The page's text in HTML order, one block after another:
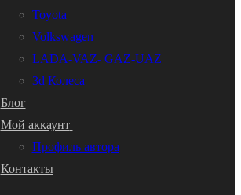
Toyota
Volkswagen
LADA-VAZ- GAZ-UAZ
3d Колеса
Блог
Мой аккаунт
Профиль автора
Контакты